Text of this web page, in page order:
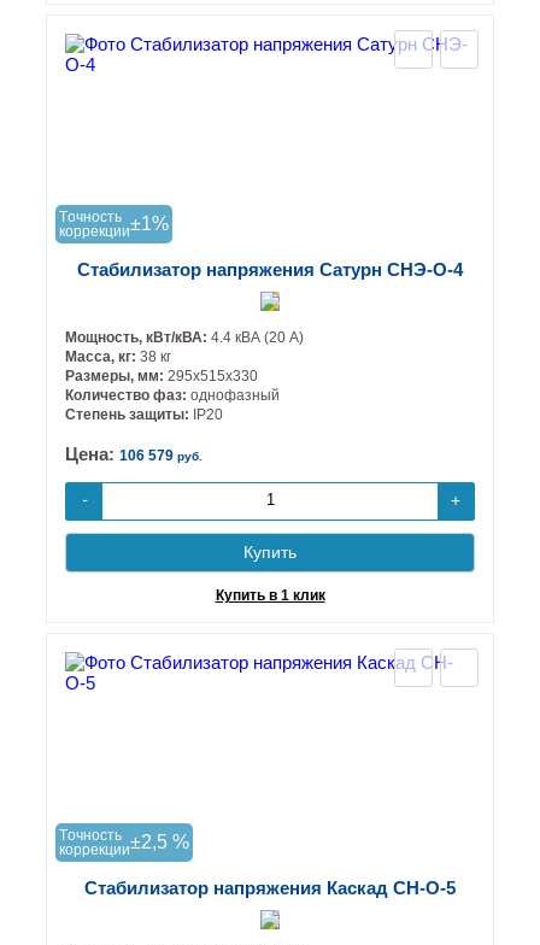
Tочность
коррекции±1%
Стабилизатор напряжения Сатурн СНЭ-О-4
Мощность, кВт/кВА: 4.4 кВА (20 А)
Масса, кг: 38 кг
Размеры, мм: 295х515х330
Количество фаз: однофазный
Степень защиты:
IP20
Цена: 106 579 руб.
- +
Купить
Купить в 1 клик
Tочность
коррекции±2,5 %
Стабилизатор напряжения Каскад СН-О-5